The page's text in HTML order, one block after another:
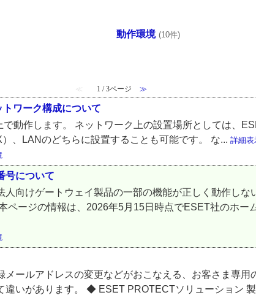
動作環境 (10件)
≪ 1 / 3ページ ≫
ワーク構成について
動作します。 ネットワーク上の設置場所としては、
、LANのどちらに設置することも可能です。 な... 詳細表
号について
向けゲートウェイ製品の一部の機能が正しく動作し
ページの情報は、2026年5月15日時点でESET社のホー
ールアドレスの変更などがおこなえる、お客さま専
違いがあります。 ◆ ESET PROTECTソリューション